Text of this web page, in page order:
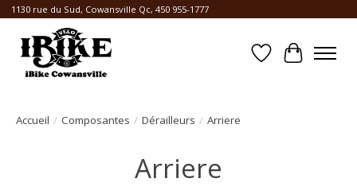
1130 rue du Sud, Cowansville Qc, 450 955-1777
Liste dePanier
Accueil / Composantes / Dérailleurs / Arriere
Arriere